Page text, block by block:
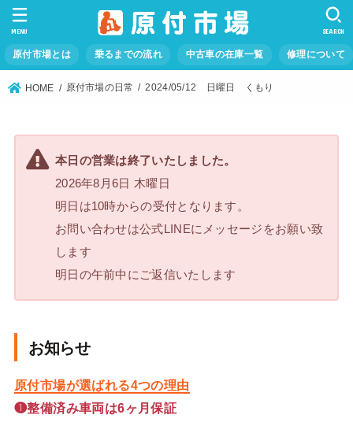
原付市場とは 乗るまでの流れ 中古車の在庫一覧 修理について
SEARCH
MENU
HOME 原付市場の日常 2024/05/12 日曜日 くもり
本日の営業は終了いたしました。
2026年8月6日 木曜日
明日は10時からの受付となります。
お問い合わせは公式LINEにメッセージをお願い致
します
明日の午前中にご返信いたします
お知らせ
原付市場が選ばれる4つの理由
❶整備済み車両は6ヶ月保証